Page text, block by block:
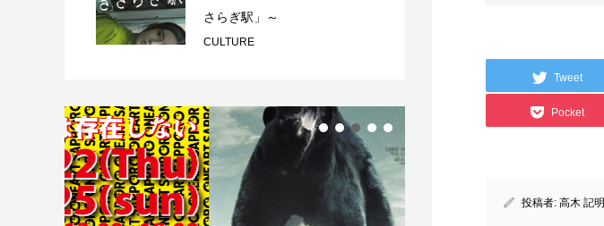
Tweet
Pocket
投稿者:高木 記明
さらぎ駅」～
CULTURE